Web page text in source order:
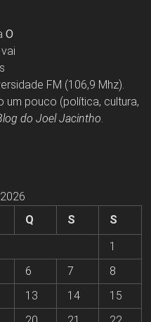
O
FM (106,9 Mhz).
um pouco (política, cultura,
do Joel Jacintho.
Q S
S
1
6 7
8
13 14
15